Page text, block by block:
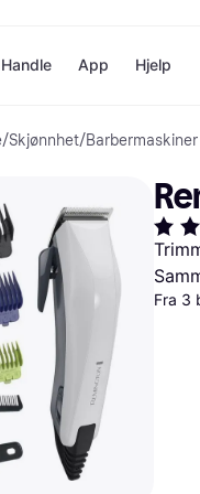
Betal nå
Betal i 3
Betal innen
Finansiering
Vipps
Handle
Butikker
kicks.no
App Hjelp
/Skjønnhet/
Fra 3